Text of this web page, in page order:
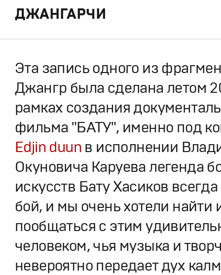
ДЖАНГАРЧИ
Эта запись одного из
Джангр была сделана летом
рамках создания
фильма "БАТУ", именно под
Edjin duun в исполнении
Окуновича Каруева легенда
искусств Бату Хасиков
бой, и мы очень хотели найти
пообщаться с этим
человеком, чья музыка и
невероятно передает дух